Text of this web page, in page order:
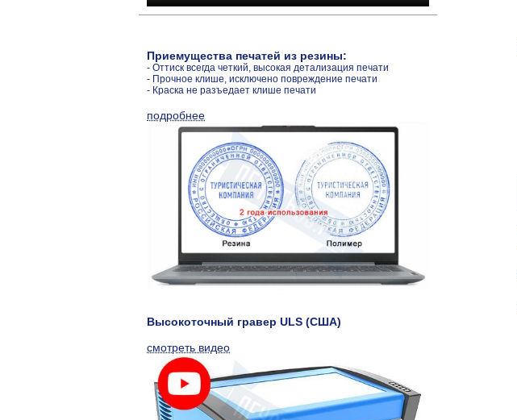
Приемущества печатей из резины:
- Оттиск всегда четкий, высокая детализация печати
- Прочное клише, исключено повреждение печати
- Краска не разъедает клише печати
подробнее
Высокоточный гравер ULS (США)
смотреть видео